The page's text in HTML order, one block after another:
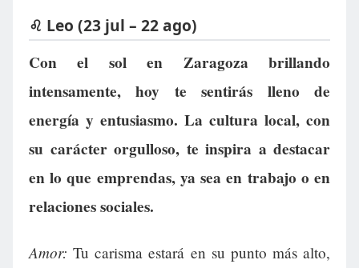
♌ Leo (23 jul – 22 ago)
Con el sol en Zaragoza brillando
intensamente, hoy te sentirás lleno de
energía y entusiasmo. La cultura local, con
su carácter orgulloso, te inspira a destacar
en lo que emprendas, ya sea en trabajo o en
relaciones sociales.
Amor: Tu carisma estará en su punto más alto,